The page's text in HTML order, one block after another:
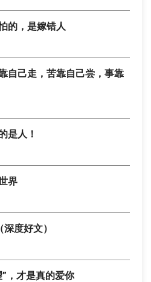
的，是嫁错人
自己走，苦靠自己尝，事靠
是人！
界
度好文）
，才是真的爱你